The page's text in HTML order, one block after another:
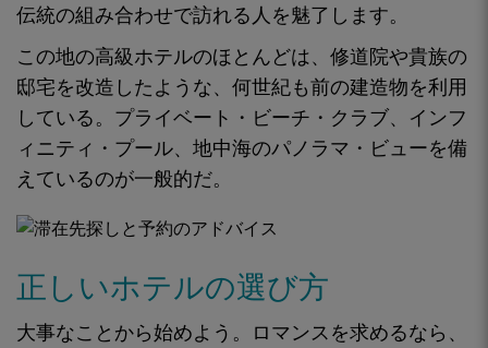
伝統の組み合わせで訪れる人を魅了します。
この地の高級ホテルのほとんどは、修道院や貴族の
邸宅を改造したような、何世紀も前の建造物を利用
している。プライベート・ビーチ・クラブ、インフ
ィニティ・プール、地中海のパノラマ・ビューを備
えているのが一般的だ。
正しいホテルの選び方
大事なことから始めよう。
ロマンスを求めるなら、